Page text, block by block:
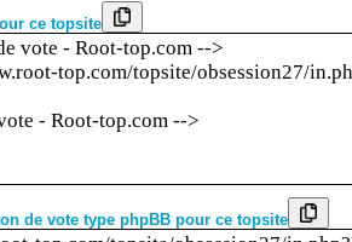
ce topsite
de vote type phpBB pour ce topsite